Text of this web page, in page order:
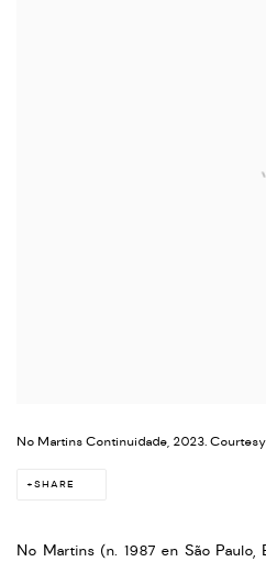
No Martins Continuidade, 2023.
SHARE
No Martins (n. 1987 en São